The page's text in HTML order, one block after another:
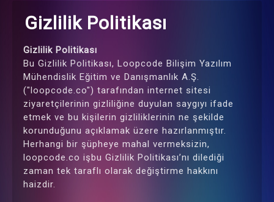
Gizlilik Politikası
Gizlilik Politikası
Bu Gizlilik Politikası, Loopcode Bilişim Yazılım
Mühendislik Eğitim ve Danışmanlık A.Ş.
("loopcode.co") tarafından internet sitesi
ziyaretçilerinin gizliliğine duyulan saygıyı ifade
etmek ve bu kişilerin gizliliklerinin ne şekilde
korunduğunu açıklamak üzere hazırlanmıştır.
Herhangi bir şüpheye mahal vermeksizin,
loopcode.co işbu Gizlilik Politikası’nı dilediği
zaman tek taraflı olarak değiştirme hakkını
haizdir.